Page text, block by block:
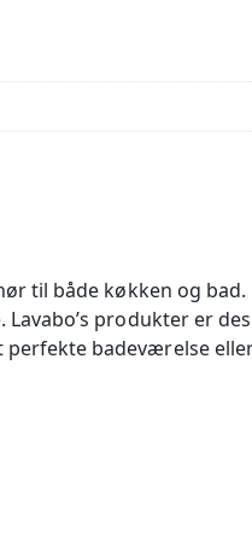
til både køkken og
produkter er
badeværelse